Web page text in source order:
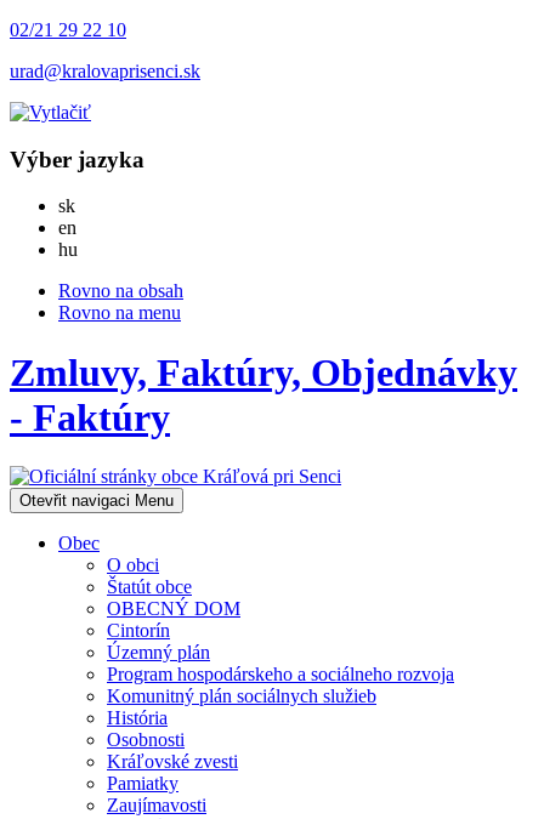
02/21 29 22 10
urad@kralovaprisenci.sk
Výber jazyka
skSlovensky
en
hu
Rovno na obsah
Rovno na menu
Zmluvy, Faktúry, Objednávky
- Faktúry
Otevřit navigaci Menu
Obec
O obci
Štatút obce
OBECNÝ DOM
Cintorín
Územný plán
Program hospodárskeho a sociálneho rozvoja
Komunitný plán sociálnych služieb
História
Osobnosti
Kráľovské zvesti
Pamiatky
Zaujímavosti